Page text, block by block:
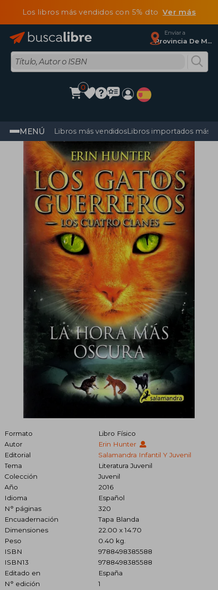
Los libros más vendidos con 5% dtoVer más
Enviar a
Provincia De Madrid
0
MENÚ Libros más vendidosLibros importados más
Formato
Libro Físico
Autor
Erin Hunter
Editorial
Salamandra Infantil Y Juvenil
Tema
Literatura Juvenil
Colección
Juvenil
Año
2016
Idioma
Español
N° páginas
320
Encuadernación
Tapa Blanda
Dimensiones
22.00 x 14.70
Peso
0.40 kg.
ISBN
9788498385588
ISBN13
9788498385588
Editado en
España
N° edición
1